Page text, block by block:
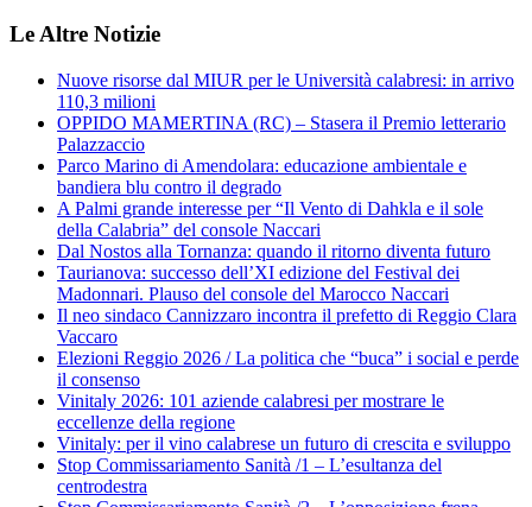
Le Altre Notizie
Nuove risorse dal MIUR per le Università calabresi: in arrivo
110,3 milioni
OPPIDO MAMERTINA (RC) – Stasera il Premio letterario
Palazzaccio
Parco Marino di Amendolara: educazione ambientale e
bandiera blu contro il degrado
A Palmi grande interesse per “Il Vento di Dahkla e il sole
della Calabria” del console Naccari
Dal Nostos alla Tornanza: quando il ritorno diventa futuro
Taurianova: successo dell’XI edizione del Festival dei
Madonnari. Plauso del console del Marocco Naccari
Il neo sindaco Cannizzaro incontra il prefetto di Reggio Clara
Vaccaro
Elezioni Reggio 2026 / La politica che “buca” i social e perde
il consenso
Vinitaly 2026: 101 aziende calabresi per mostrare le
eccellenze della regione
Vinitaly: per il vino calabrese un futuro di crescita e sviluppo
Stop Commissariamento Sanità /1 – L’esultanza del
centrodestra